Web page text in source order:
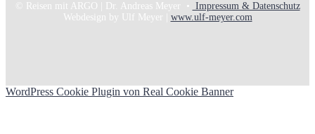
© Reisen mit ARGO | Dr. Andreas Meyer • Impressum & Datenschutz
Webdesign by Ulf Meyer | www.ulf-meyer.com
WordPress Cookie Plugin von Real Cookie Banner